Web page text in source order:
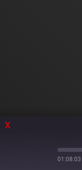
X
01:08:03